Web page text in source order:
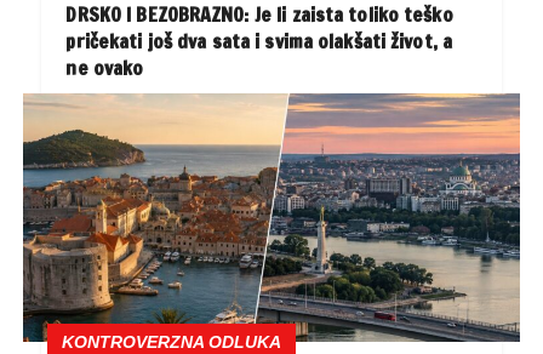
DRSKO I BEZOBRAZNO: Je li zaista toliko teško
pričekati još dva sata i svima olakšati život, a
ne ovako
KONTROVERZNA ODLUKA